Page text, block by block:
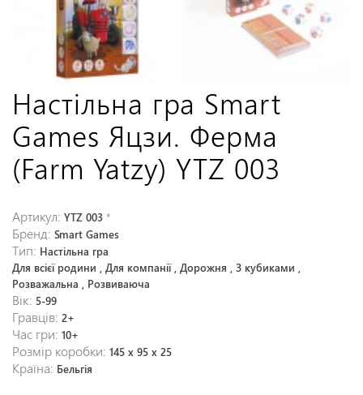
Настільна гра Smart
Games Яцзи. Ферма
(Farm Yatzy) YTZ 003
Артикул: YTZ 003 *
Бренд: Smart Games
Тип: Настільна гра
Для всієї родини , Для компанії , Дорожня , З кубиками ,
Розважальна , Розвиваюча
Вік: 5-99
Гравців: 2+
Час гри: 10+
Розмір коробки: 145 x 95 x 25
Країна: Бельгія